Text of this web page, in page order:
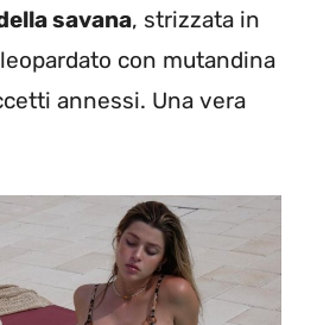
savana, strizzata in
con mutandina
annessi. Una vera